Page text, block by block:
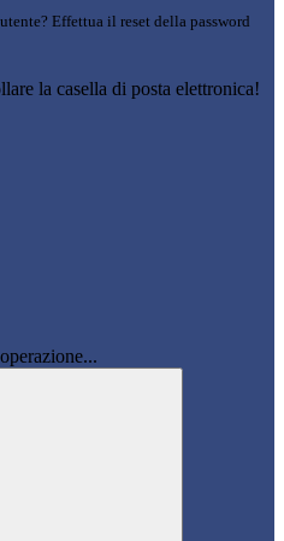
Effettua il reset della password
la casella di posta elettronica!